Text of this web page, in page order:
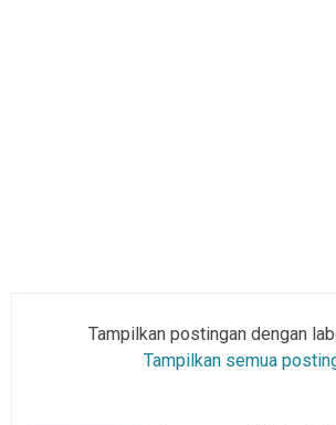
Tampilkan postingan dengan
Tampilkan semua